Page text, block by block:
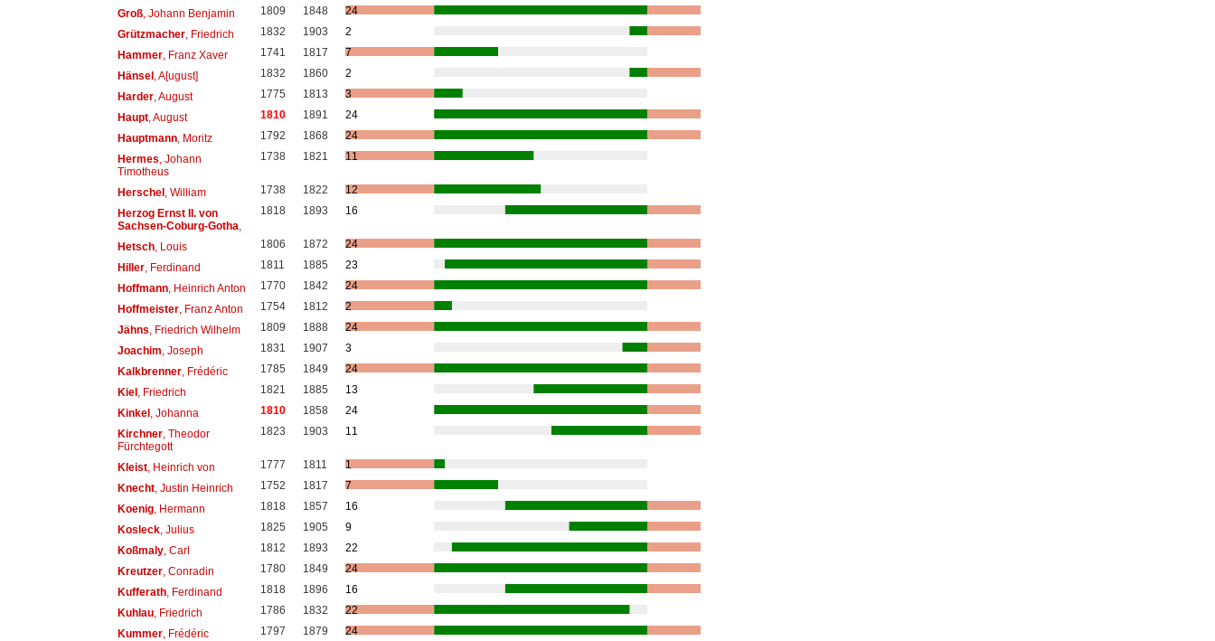
Groß, Johann Benjamin 1809 1848
24
Grützmacher, Friedrich 1832 1903
2
Hammer, Franz Xaver 1741 1817
7
Hänsel, A[ugust] 1832 1860
2
Harder, August 1775 1813
3
Haupt, August 1810 1891
24
Hauptmann, Moritz 1792 1868
24
Hermes , Johann
Timotheus
1738 1821 11
Herschel, William 1738 1822
12
Herzog Ernst II. von
Sachsen-Coburg-Gotha
1818 1893 16
Hetsch, Louis 1806 1872
24
Hiller, Ferdinand 1811 1885
23
Hoffmann, Heinrich Anton 1770 1842
24
Hoffmeister, Franz Anton 1754 1812
2
Jähns , Friedrich Wilhelm 1809 1888
24
Joachim , Joseph 1831 1907
3
Kalkbrenner, Frédéric 1785 1849
24
Kiel, Friedrich 1821 1885
13
Kinkel, Johanna 1810 1858
24
Kirchner, Theodor
Fürchtegott
1823 1903 11
Kleist, Heinrich von 1777 1811
1
Knecht, Justin Heinrich 1752 1817
7
Koenig, Hermann 1818 1857
16
Kosleck, Julius 1825 1905
9
Koßmaly, Carl 1812 1893
22
Kreutzer, Conradin 1780 1849
24
Kufferath, Ferdinand 1818 1896
16
Kuhlau, Friedrich 1786 1832
22
Kummer, Frédéric 1797 1879
24